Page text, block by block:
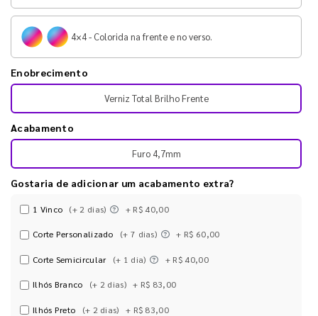
4×4 - Colorida na frente e no verso.
Enobrecimento
Verniz Total Brilho Frente
Acabamento
Furo 4,7mm
Gostaria de adicionar um acabamento extra?
1 Vinco (+ 2 dias) + R$ 40,00
Corte Personalizado (+ 7 dias) + R$ 60,00
Corte Semicircular (+ 1 dia) + R$ 40,00
Ilhós Branco (+ 2 dias) + R$ 83,00
Ilhós Preto (+ 2 dias) + R$ 83,00